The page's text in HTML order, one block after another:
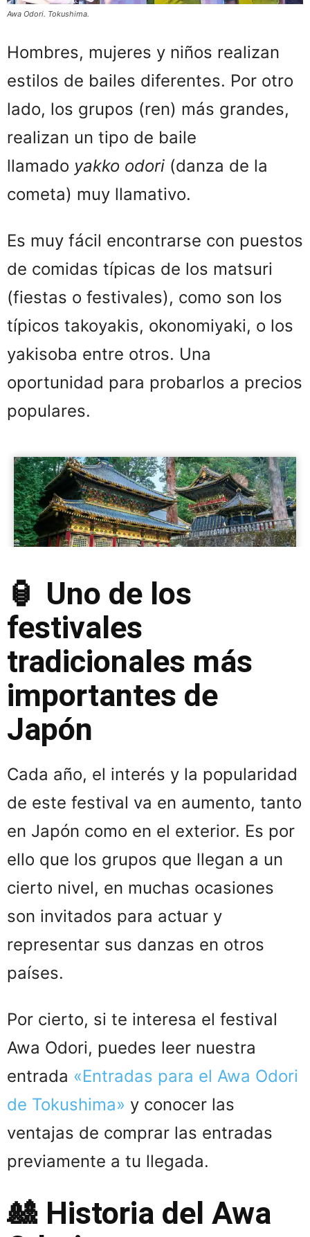
Awa Odori. Tokushima.
Hombres, mujeres y niños realizan
estilos de bailes diferentes. Por otro
lado, los grupos (ren) más grandes,
realizan un tipo de baile
llamado yakko odori (danza de la
cometa) muy llamativo.
Es muy fácil encontrarse con puestos
de comidas típicas de los matsuri
(fiestas o festivales), como son los
típicos takoyakis, okonomiyaki, o los
yakisoba entre otros. Una
oportunidad para probarlos a precios
populares.
🏮 Uno de los
festivales
tradicionales más
importantes de
Japón
Cada año, el interés y la popularidad
de este festival va en aumento, tanto
en Japón como en el exterior. Es por
ello que los grupos que llegan a un
cierto nivel, en muchas ocasiones
son invitados para actuar y
representar sus danzas en otros
países.
Por cierto, si te interesa el festival
Awa Odori, puedes leer nuestra
entrada «Entradas para el Awa Odori
de Tokushima» y conocer las
ventajas de comprar las entradas
previamente a tu llegada.
🎎 Historia del Awa